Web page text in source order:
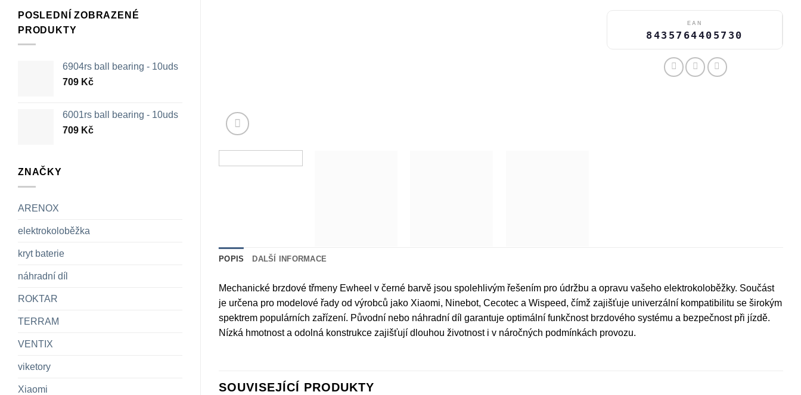
POSLEDNÍ ZOBRAZENÉ
PRODUKTY
6904rs ball bearing - 10uds
709 Kč
6001rs ball bearing - 10uds
709 Kč
ZNAČKY
ARENOX
elektrokoloběžka
kryt baterie
náhradní díl
ROKTAR
TERRAM
VENTIX
viketory
Xiaomi
EAN
8435764405730
POPIS DALŠÍ INFORMACE
Mechanické brzdové třmeny Ewheel v černé barvě jsou spolehlivým řešením pro údržbu a opravu vašeho elektrokoloběžky. Součást
je určena pro modelové řady od výrobců jako Xiaomi, Ninebot, Cecotec a Wispeed, čímž zajišťuje univerzální kompatibilitu se širokým
spektrem populárních zařízení. Původní nebo náhradní díl garantuje optimální funkčnost brzdového systému a bezpečnost při jízdě.
Nízká hmotnost a odolná konstrukce zajiš­ťují dlouhou životnost i v náročných podmínkách provozu.
SOUVISEJÍCÍ PRODUKTY